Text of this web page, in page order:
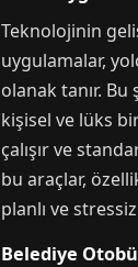
Teknolojinin
uygulamalar,
olanak tanır. Bu
kişisel ve lüks
çalışır ve
bu araçlar,
planlı ve
Belediye